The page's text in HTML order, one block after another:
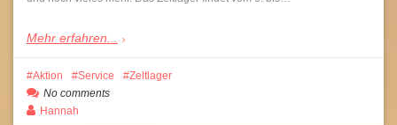
Mehr erfahren...
Aktion Service
Zeltlager
No comments
Hannah